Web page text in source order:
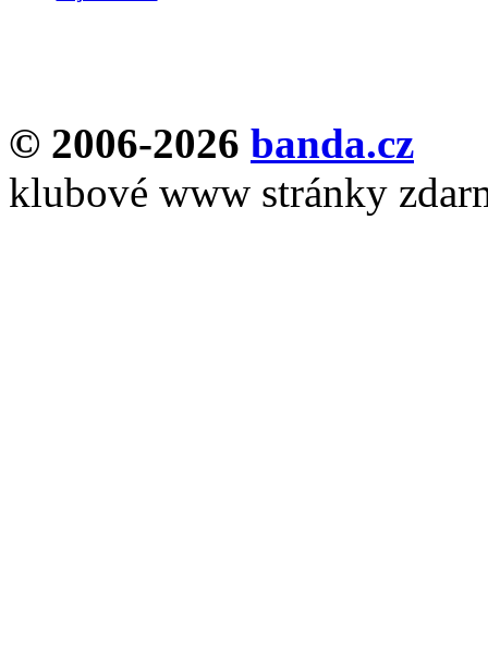
© 2006-2026 banda.cz
klubové www stránky